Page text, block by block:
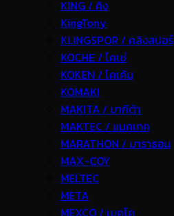
KING / คิง
KingTony
KLINGSPOR / คลิงสปอร์
KOCHE / โคเช่
KOKEN / โคเค้น
KOMAKI
MAKITA / มากีต้า
MAKTEC / แมคเทค
MARATHON / มาราธอน
MAX-COY
MELTEC
META
MEXCO / เมคโค